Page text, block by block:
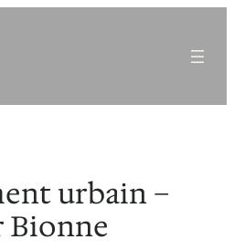
urbain –
Bionne